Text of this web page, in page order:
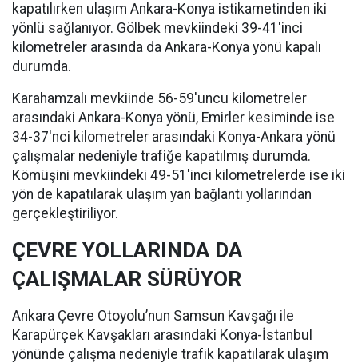
kapatılırken ulaşım Ankara-Konya istikametinden iki
yönlü sağlanıyor. Gölbek mevkiindeki 39-41'inci
kilometreler arasında da Ankara-Konya yönü kapalı
durumda.
Karahamzalı mevkiinde 56-59'uncu kilometreler
arasındaki Ankara-Konya yönü, Emirler kesiminde ise
34-37'nci kilometreler arasındaki Konya-Ankara yönü
çalışmalar nedeniyle trafiğe kapatılmış durumda.
Kömüşini mevkiindeki 49-51'inci kilometrelerde ise iki
yön de kapatılarak ulaşım yan bağlantı yollarından
gerçekleştiriliyor.
ÇEVRE YOLLARINDA DA
ÇALIŞMALAR SÜRÜYOR
Ankara Çevre Otoyolu’nun Samsun Kavşağı ile
Karapürçek Kavşakları arasındaki Konya-İstanbul
yönünde çalışma nedeniyle trafik kapatılarak ulaşım